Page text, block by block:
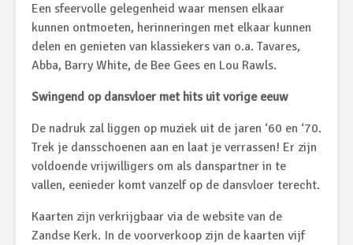
Een sfeervolle gelegenheid waar mensen elkaar
kunnen ontmoeten, herinneringen met elkaar kunnen
delen en genieten van klassiekers van o.a. Tavares,
Abba, Barry White, de Bee Gees en Lou Rawls.
Swingend op dansvloer met hits uit vorige eeuw
De nadruk zal liggen op muziek uit de jaren ‘60 en ‘70.
Trek je dansschoenen aan en laat je verrassen! Er zijn
voldoende vrijwilligers om als danspartner in te
vallen, eenieder komt vanzelf op de dansvloer terecht.
Kaarten zijn verkrijgbaar via de website van de
Zandse Kerk. In de voorverkoop zijn de kaarten vijf